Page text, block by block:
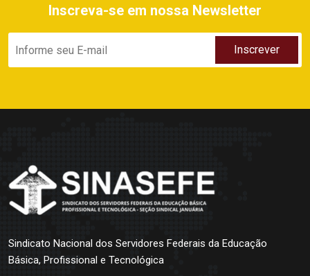
Inscreva-se em nossa Newsletter
Sindicato Nacional dos Servidores Federais da Educação
Básica, Profissional e Tecnológica